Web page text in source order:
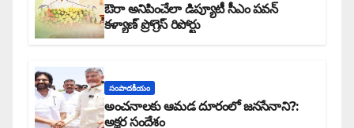
ఔరా అనిపించేలా డిప్యూటీ సీఎం పవన్
కళ్యాణ్ ప్రోగ్రెస్ రిపోర్టు
సంపాదకీయం
అంచనాలకు ఆమడ దూరంలో జనసేనాని?:
అక్షర సందేశం